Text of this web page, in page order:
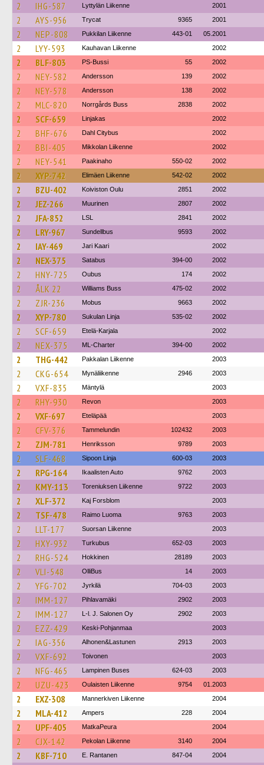
2 IHG-587 Lyttylän Liikenne 2001
2 AYS-956 Trycat 9365 2001
2 NEP-808 Pukkilan Liikenne 443-01 05.2001
2 LYY-593 Kauhavan Liikenne 2002
2 BLF-803 PS-Bussi 55 2002
2 NEY-582 Andersson 139 2002
2 NEY-578 Andersson 138 2002
2 MLC-820 Norrgårds Buss 2838 2002
2 SCF-659 Linjakas 2002
2 BHF-676 Dahl Citybus 2002
2 BBI-405 Mikkolan Liikenne 2002
2 NEY-541 Paakinaho 550-02 2002
2 XYP-742 Elimäen Liikenne 542-02 2002
2 BZU-402 Koiviston Oulu 2851 2002
2 JEZ-266 Muurinen 2807 2002
2 JFA-852 LSL 2841 2002
2 LRY-967 Sundellbus 9593 2002
2 IAY-469 Jari Kaari 2002
2 NEX-375 Satabus 394-00 2002
2 HNY-725 Oubus 174 2002
2 ÅLK 22 Williams Buss 475-02 2002
2 ZJR-236 Mobus 9663 2002
2 XYP-780 Sukulan Linja 535-02 2002
2 SCF-659 Etelä-Karjala 2002
2 NEX-375 ML-Charter 394-00 2002
2 THG-442 Pakkalan Liikenne 2003
2 CKG-654 Mynäliikenne 2946 2003
2 VXF-835 Mäntylä 2003
2 RHY-930 Revon 2003
2 VXF-697 Eteläpää 2003
2 CFV-376 Tammelundin 102432 2003
2 ZJM-781 Henriksson 9789 2003
2 SLF-468 Sipoon Linja 600-03 2003
2 RPG-164 Ikaalisten Auto 9762 2003
2 KMY-113 Toreniuksen Liikenne 9722 2003
2 XLF-372 Kaj Forsblom 2003
2 TSF-478 Raimo Luoma 9763 2003
2 LLT-177 Suorsan Liikenne 2003
2 HXY-932 Turkubus 652-03 2003
2 RHG-524 Hokkinen 28189 2003
2 VLI-548 OlliBus 14 2003
2 YFG-702 Jyrkilä 704-03 2003
2 IMM-127 Pihlavamäki 2902 2003
2 IMM-127 L-l. J. Salonen Oy 2902 2003
2 EZZ-429 Keski-Pohjanmaa 2003
2 IAG-356 Alhonen&Lastunen 2913 2003
2 VXF-692 Toivonen 2003
2 NFG-465 Lampinen Buses 624-03 2003
2 UZU-423 Oulaisten Liikenne 9754 01.2003
2 EXZ-308 Mannerkiven Liikenne 2004
2 MLA-412 Ampers 228 2004
2 UPF-405 MatkaPeura 2004
2 CJX-142 Pekolan Liikenne 3140 2004
2 KBF-710 E. Rantanen 847-04 2004